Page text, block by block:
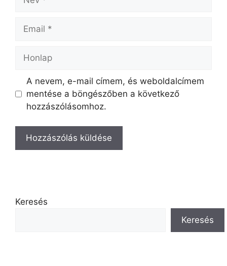
A nevem, e-mail címem, és weboldalcímem
mentése a böngészőben a következő
hozzászólásomhoz.
Keresés
Keresés